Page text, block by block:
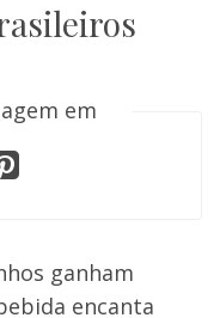
em
ganham
encanta